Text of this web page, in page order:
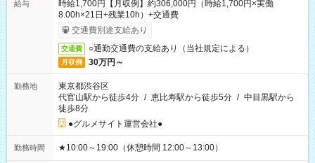
給与
時給1,700円【月収例】約306,000円（時給1,700円×実働
8.00h×21日+残業10h）+交通費
交通費別途支給あり
交通費 ○通勤交通費の支給あり（当社規定による）
月収例 30万円～
勤務地
東京都渋谷区
代官山駅から徒歩4分 / 恵比寿駅から徒歩5分 / 中目黒駅から
徒歩8分
●グルメサイト運営会社●
勤務時間 ★10:00～19:00（休憩時間 12:00～13:00）